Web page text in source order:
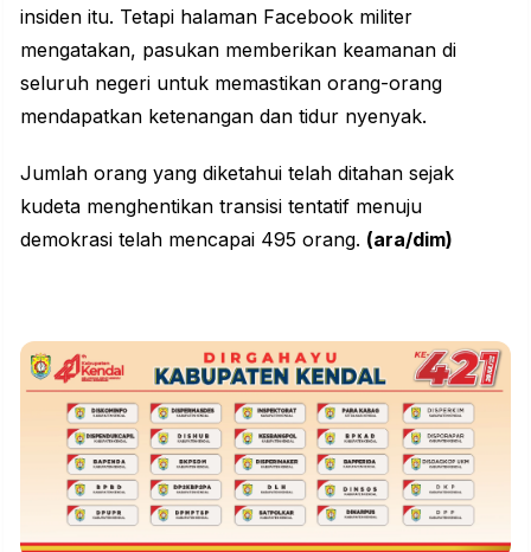
insiden itu. Tetapi halaman Facebook militer
mengatakan, pasukan memberikan keamanan di
seluruh negeri untuk memastikan orang-orang
mendapatkan ketenangan dan tidur nyenyak.
Jumlah orang yang diketahui telah ditahan sejak
kudeta menghentikan transisi tentatif menuju
demokrasi telah mencapai 495 orang. (ara/dim)